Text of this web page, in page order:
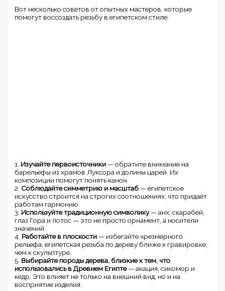
Вот несколько советов от опытных мастеров, которые
помогут воссоздать резьбу в египетском стиле:
1. Изучайте первоисточники — обратите внимание на
барельефы из храмов Луксора и долины царей. Их
композиции помогут понять канон.
2. Соблюдайте симметрию и масштаб — египетское
искусство строится на строгих соотношениях, что придаёт
работам гармонию.
3. Используйте традиционную символику— анх, скарабей,
глаз Гора и лотос — это не просто орнамент, а носители
значений.
4. Работайте в плоскости — избегайте чрезмерного
рельефа, египетская резьба по дереву ближе к гравировке,
чем к скульптуре.
5. Выбирайте породы дерева, близкие к тем, что
использовались в Древнем Египте— акация, сикомор и
кедр. Это влияет не только на внешний вид, но и на
восприятие изделия.